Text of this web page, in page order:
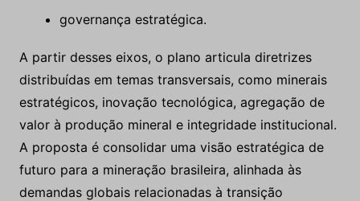
governança estratégica.
A partir desses eixos, o plano articula diretrizes
distribuídas em temas transversais, como minerais
estratégicos, inovação tecnológica, agregação de
valor à produção mineral e integridade institucional.
A proposta é consolidar uma visão estratégica de
futuro para a mineração brasileira, alinhada às
demandas globais relacionadas à transição